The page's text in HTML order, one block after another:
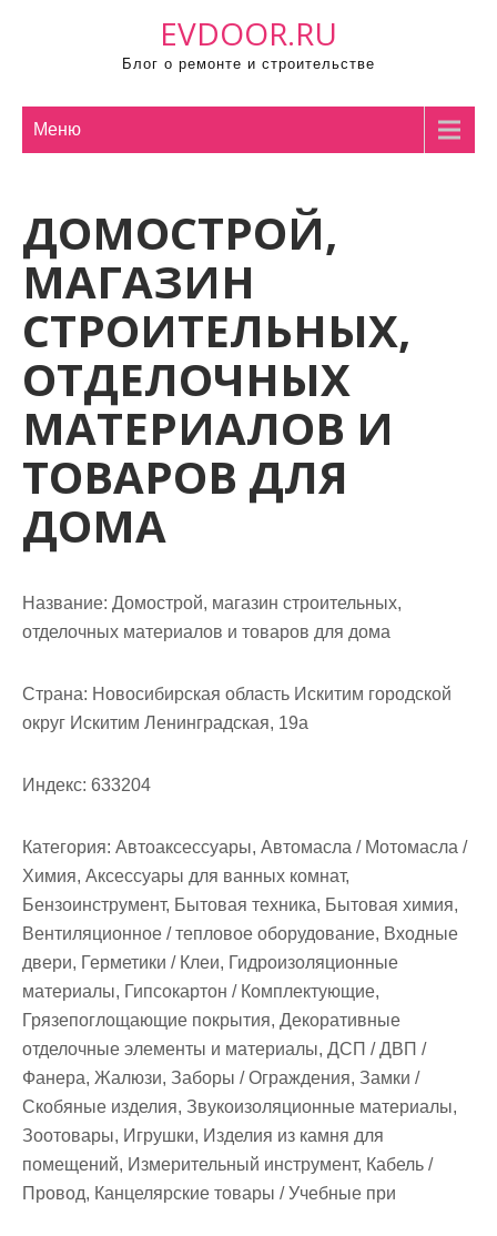
EVDOOR.RU
Блог о ремонте и строительстве
Меню
ДОМОСТРОЙ,
МАГАЗИН
СТРОИТЕЛЬНЫХ,
ОТДЕЛОЧНЫХ
МАТЕРИАЛОВ И
ТОВАРОВ ДЛЯ
ДОМА
Название: Домострой, магазин строительных,
отделочных материалов и товаров для дома
Страна: Новосибирская область Искитим городской
округ Искитим Ленинградская, 19а
Индекс: 633204
Категория: Автоаксессуары, Автомасла / Мотомасла /
Химия, Аксессуары для ванных комнат,
Бензоинструмент, Бытовая техника, Бытовая химия,
Вентиляционное / тепловое оборудование, Входные
двери, Герметики / Клеи, Гидроизоляционные
материалы, Гипсокартон / Комплектующие,
Грязепоглощающие покрытия, Декоративные
отделочные элементы и материалы, ДСП / ДВП /
Фанера, Жалюзи, Заборы / Ограждения, Замки /
Скобяные изделия, Звукоизоляционные материалы,
Зоотовары, Игрушки, Изделия из камня для
помещений, Измерительный инструмент, Кабель /
Провод, Канцелярские товары / Учебные при